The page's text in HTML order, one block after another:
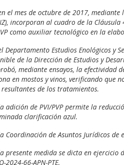
el mes de octubre de 2017, mediante
incorporan al cuadro de la
como auxiliar tecnológico en la
Departamento Estudios Enológicos y
de la Dirección de Estudios y
mediante ensayos, la efectividad
en mostos y vinos, verificando que
resultantes de los tratamientos.
adición de PVI/PVP permite la
clarificación azul.
Coordinación de Asuntos Jurídicos
presente medida se dicta en ejercicio
2024-66-APN-PTE.